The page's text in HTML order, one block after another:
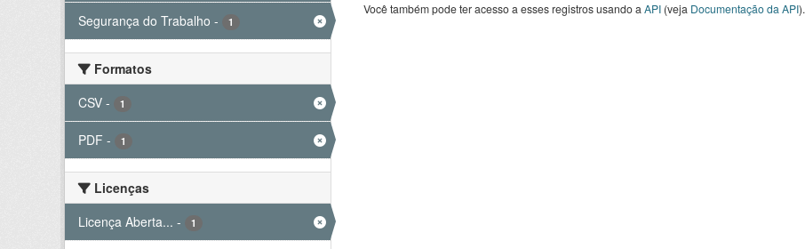
Segurança do Trabalho - 1
Formatos
CSV - 1
PDF - 1
Licenças
Licença Aberta... - 1
Você também pode ter acesso a esses registros usando a API(veja Documentação da API).